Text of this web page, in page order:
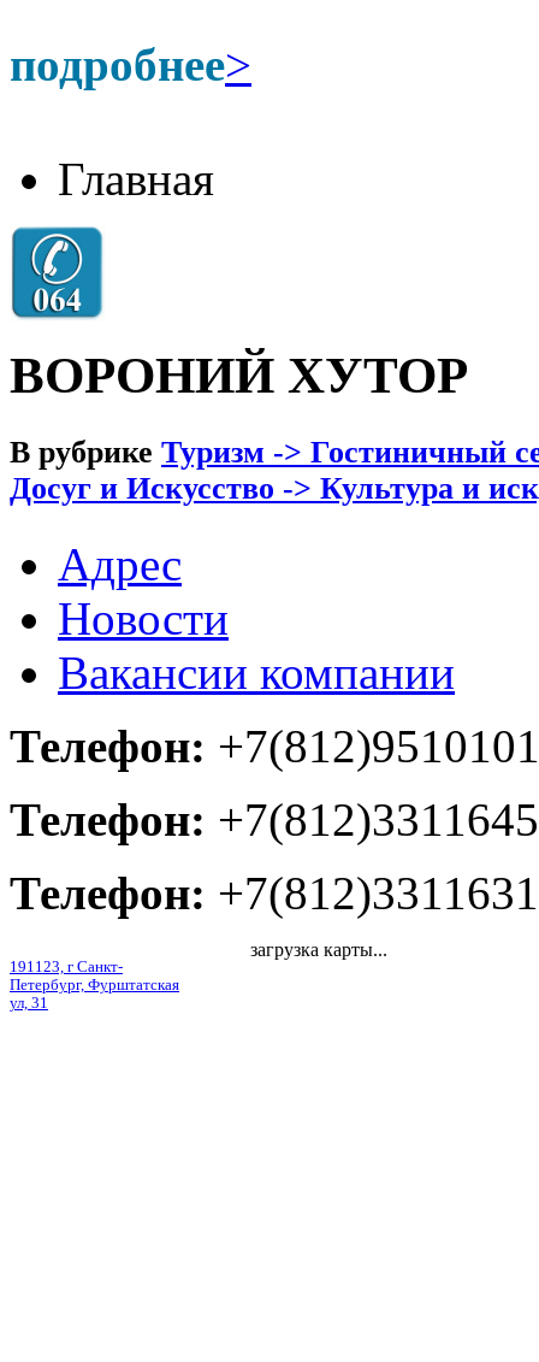
подробнее>
Главная
ВОРОНИЙ ХУТОР
В рубрике Туризм -> Гостиничный
Досуг и Искусство -> Культура и
Адрес
Новости
Вакансии компании
Телефон: +7(812)9510101
Телефон: +7(812)3311645
Телефон: +7(812)3311631
191123, г Санкт-
Петербург, Фурштатская
ул, 31
загрузка карты...